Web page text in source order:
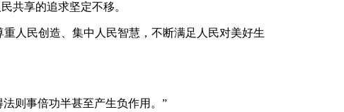
共享的追求坚定不移。
人民创造、集中人民智慧，不断满足人民对美好生
则事倍功半甚至产生负作用。”